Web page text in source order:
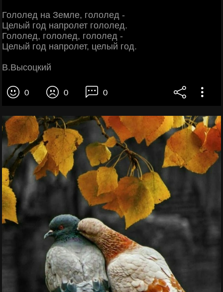
Гололед на Земле, гололед -
Целый год напролет гололед.
Гололед, гололед, гололед -
Целый год напролет, целый год.
В.Высоцкий
0 0 0